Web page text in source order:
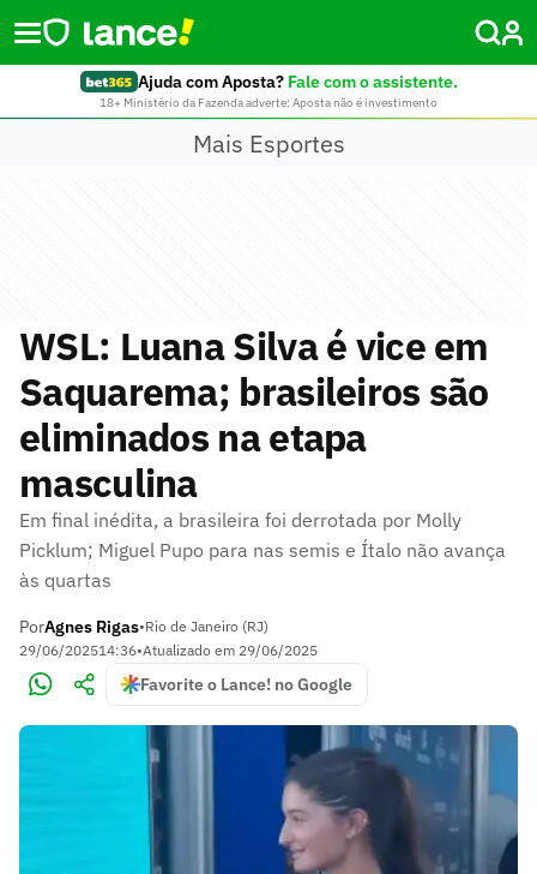
Ajuda com Aposta? Fale com o assistente.
18+ Ministério da Fazenda adverte: Aposta não é investimento
Mais Esportes
WSL: Luana Silva é vice em
Saquarema; brasileiros são
eliminados na etapa
masculina
Em final inédita, a brasileira foi derrotada por Molly
Picklum; Miguel Pupo para nas semis e Ítalo não avança
às quartas
PorAgnes Rigas•Rio de Janeiro (RJ)
29/06/202514:36•Atualizado em 29/06/2025
Favorite o Lance! no Google